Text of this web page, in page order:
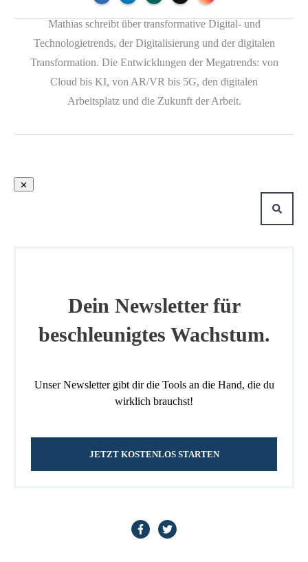
Mathias schreibt über transformative Digital- und
Technologietrends, der Digitalisierung und der digitalen
Transformation. Die Entwicklungen der Megatrends: von
Cloud bis KI, von AR/VR bis 5G, den digitalen
Arbeitsplatz und die Zukunft der Arbeit.
Dein Newsletter für
beschleunigtes Wachstum.
Unser Newsletter gibt dir die Tools an die Hand, die du
wirklich brauchst!
JETZT KOSTENLOS STARTEN